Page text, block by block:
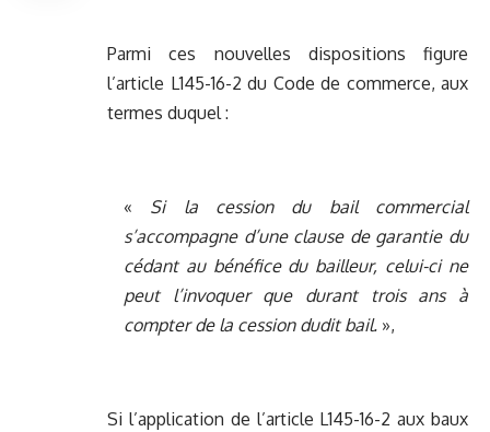
Parmi ces nouvelles dispositions figure
l’article L145-16-2 du Code de commerce, aux
termes duquel :
« Si la cession du bail commercial
s’accompagne d’une clause de garantie du
cédant au bénéfice du bailleur, celui-ci ne
peut l’invoquer que durant trois ans à
compter de la cession dudit bail. »,
Si l’application de l’article L145-16-2 aux baux